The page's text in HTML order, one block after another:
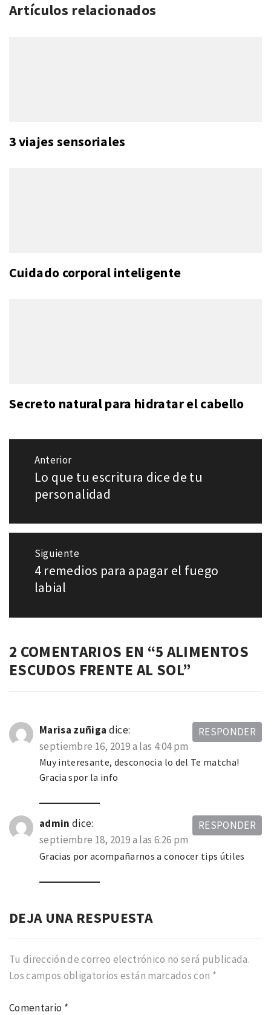
Artículos relacionados
3 viajes sensoriales
Cuidado corporal inteligente
Secreto natural para hidratar el cabello
Navegación
entradas
Anterior
Entrada
anterior:
Lo que tu escritura dice de tu
personalidad
Siguiente
Entrada
siguiente:
4 remedios para apagar el fuego
labial
2 COMENTARIOS EN “5 ALIMENTOS
ESCUDOS FRENTE AL SOL”
Marisa zuñiga dice:
septiembre 16, 2019 a las 4:04 pm
Muy interesante, desconocia lo del Te matcha!
Gracia spor la info
RESPONDER
admin dice:
septiembre 18, 2019 a las 6:26 pm
Gracias por acompañarnos a conocer tips útiles
RESPONDER
DEJA UNA RESPUESTA
Tu dirección de correo electrónico no será publicada.
Los campos obligatorios están marcados con *
Comentario *